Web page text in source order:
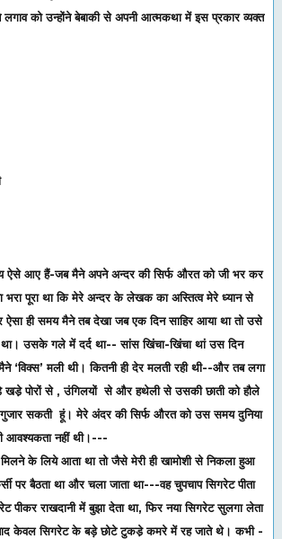
को उन्होंने बेबाकी से अपनी आत्मकथा में इस प्रकार व्यक्त
ऐसे आए हैं-जब मैने अपने अन्दर की सिर्फ औरत को जी भर कर
पूरा था कि मेरे अन्दर के लेखक का अस्तित्व मेरे ध्यान से
ऐसा ही समय मैने तब देखा जब एक दिन साहिर आया था तो उसे
उसके गले में दर्द था-- सांस खिंचा-खिंचा थां उस दिन
मली थी। कितनी ही देर मलती रही थी--और तब लगा
खडे़ पोरों से , उंगिलयों से और हथेली से उसकी छाती को हौले
सकती हूं। मेरे अंदर की सिर्फ औरत को उस समय दुनिया
नहीं थी।---
मिलने के लिये आता था तो जैसे मेरी ही खामोशी से निकला हुआ
पर बैठता था और चला जाता था---वह चुपचाप सिगरेट पीता
पीकर राखदानी में बुझा देता था, फिर नया सिगरेट सुलगा लेता
केवल सिगरेट के बड़े छोटे टुकडे़ कमरे में रह जाते थे। कभी -